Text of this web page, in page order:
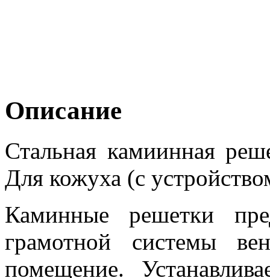
Описание
Стальная камиинная
Для кожуха (с
Каминные решетки
грамотной системы
помещение.